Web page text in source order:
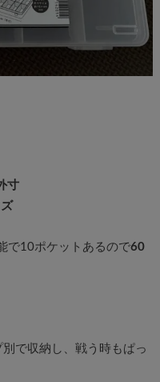
寸
で10ポケットあるので60
で収納し、戦う時もぱっ